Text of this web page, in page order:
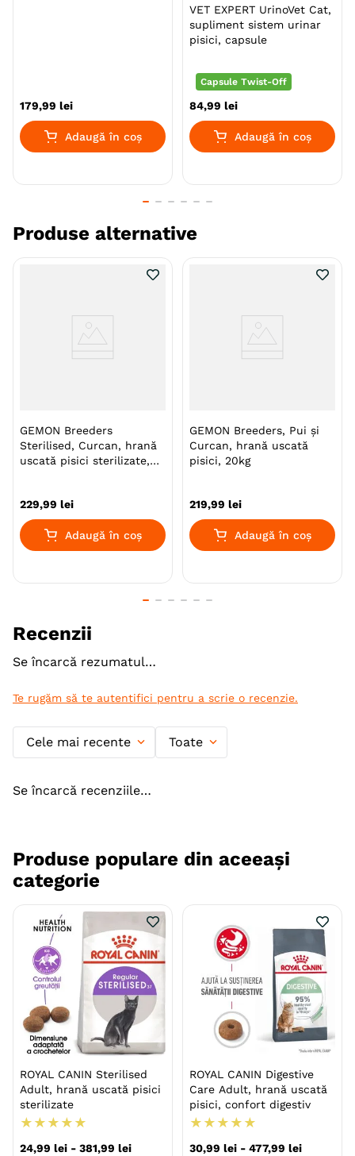
Formula cu proprietăți de acidifiere a urinei și
Cu carne proaspata pentru un gust exelent.
Yucca schidigera pentru control asupra fecalelor
Cu ulei de somon cu acizi grai esentiali Omega 3
Gemon Breeders este o linie de hrană profesională
toate vârstele și taliile. Oferă soluții complete și
echilibrate, formulate cu ingrediente de înaltă calitate,
pentru a sprijini sănătatea și performanța pisicilor sau
calitate superioară animalutelor lor, contribuind astfel
la dezvoltarea și bunăstarea acestora.
Specie Pisici
Varsta Adult
Monoproteic
Metoda de preparare
179,99 lei
Adaugă în coș
VET EXPERT UrinoVet Cat,
supliment sistem urinar
pisici, capsule
Capsule Twist-Off
84,99 lei
Adaugă în coș
Produse alternative
GEMON Breeders
Sterilised, Curcan, hrană
uscată pisici sterilizate,
229,99 lei
Adaugă în coș
GEMON Breeders, Pui și
Curcan, hrană uscată
pisici, 20kg
219,99 lei
Adaugă în coș
Recenzii
Se încarcă rezumatul…
Te rugăm să te autentifici pentru a scrie o recenzie.
Cele mai recente Toate
Se încarcă recenziile…
Produse populare din aceeași
categorie
ROYAL CANIN Sterilised
Adult, hrană uscată pisici
sterilizate
★ ★ ★ ★ ★
24,99 lei - 381,99 lei
ROYAL CANIN Digestive
Care Adult, hrană uscată
pisici, confort digestiv
★ ★ ★ ★ ★
30,99 lei - 477,99 lei